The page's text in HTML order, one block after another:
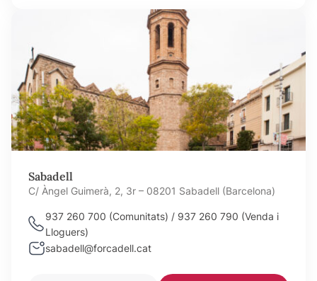
Sabadell
C/ Àngel Guimerà, 2, 3r – 08201 Sabadell (Barcelona)
937 260 700 (Comunitats) / 937 260 790 (Venda i
Lloguers)
sabadell@forcadell.cat